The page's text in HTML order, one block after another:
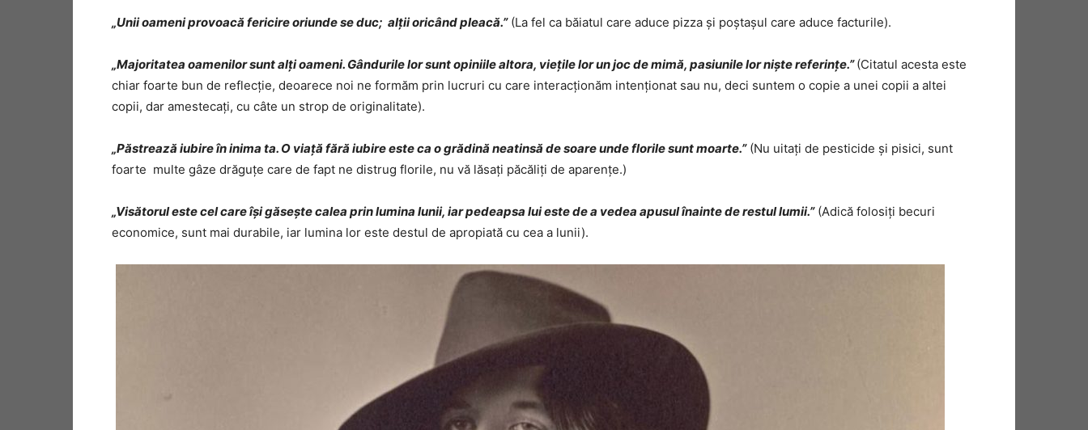
„Unii oameni provoacă fericire oriunde se duc; alții oricând pleacă.” (La fel ca băiatul care aduce pizza și poștașul care aduce facturile).
„Majoritatea oamenilor sunt alți oameni. Gândurile lor sunt opiniile altora, viețile lor un joc de mimă, pasiunile lor niște referințe.”(Citatul acesta este
chiar foarte bun de reflecție, deoarece noi ne formăm prin lucruri cu care interacționăm intenționat sau nu, deci suntem o copie a unei copii a altei
copii, dar amestecați, cu câte un strop de originalitate).
„Păstrează iubire în inima ta. O viață fără iubire este ca o grădină neatinsă de soare unde florile sunt moarte.”(Nu uitați de pesticide și pisici, sunt
foarte multe gâze drăguțe care de fapt ne distrug florile, nu vă lăsați păcăliți de aparențe.)
„Visătorul este cel care își găsește calea prin lumina lunii, iar pedeapsa lui este de a vedea apusul înainte de restul lumii.”(Adică folosiți becuri
economice, sunt mai durabile, iar lumina lor este destul de apropiată cu cea a lunii).